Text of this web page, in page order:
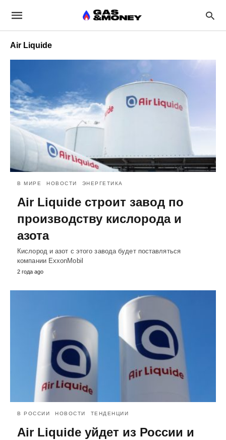
Air Liquide
В МИРЕ НОВОСТИ ЭНЕРГЕТИКА
Air Liquide строит завод по
производству кислорода и
азота
Кислород и азот с этого завода будет поставляться
компании ExxonMobil
2 года ago
В РОССИИ НОВОСТИ ТЕНДЕНЦИИ
Air Liquide уйдет из России и